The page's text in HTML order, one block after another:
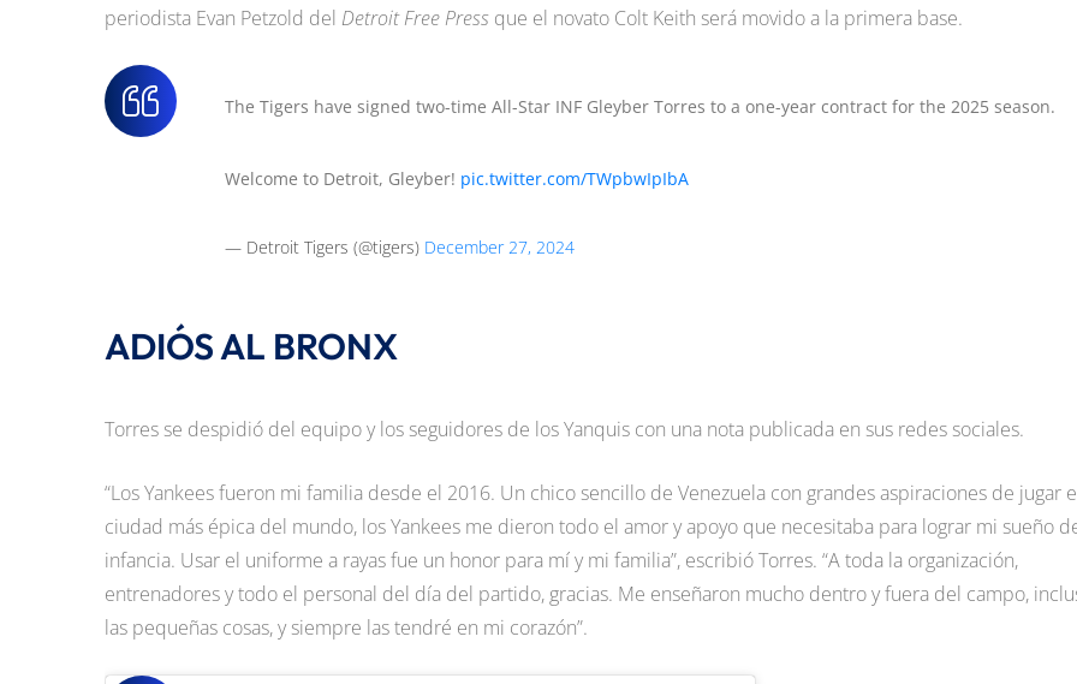
periodista Evan Petzold del Detroit Free Press que el novato Colt Keith será movido a la primera base.
The Tigers have signed two-time All-Star INF Gleyber Torres to a one-year contract for the 2025 season.
Welcome to Detroit, Gleyber! pic.twitter.com/TWpbwIpIbA
— Detroit Tigers (@tigers) December 27, 2024
ADIÓS AL BRONX
Torres se despidió del equipo y los seguidores de los Yanquis con una nota publicada en sus redes sociales.
“Los Yankees fueron mi familia desde el 2016. Un chico sencillo de Venezuela con grandes aspiraciones de jugar
ciudad más épica del mundo, los Yankees me dieron todo el amor y apoyo que necesitaba para lograr mi sueño
infancia. Usar el uniforme a rayas fue un honor para mí y mi familia”, escribió Torres. “A toda la organización,
entrenadores y todo el personal del día del partido, gracias. Me enseñaron mucho dentro y fuera del campo,
las pequeñas cosas, y siempre las tendré en mi corazón”.